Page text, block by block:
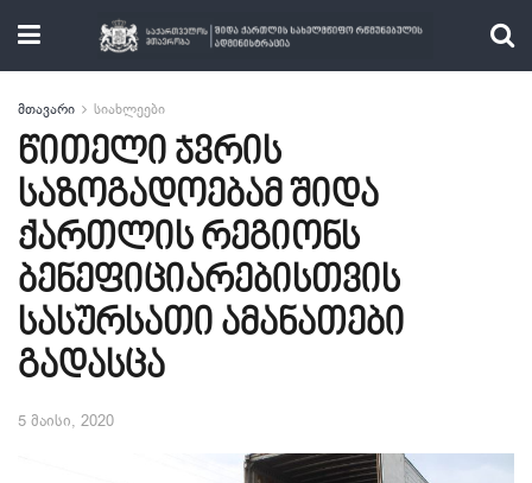
მთავარი სიახლეები
წითელი ჯვრის
საზოგადოებამ შიდა
ქართლის რეგიონს
ბენეფიციარებისთვის
სასურსათი ამანათები
გადასცა
5 მაისი, 2020